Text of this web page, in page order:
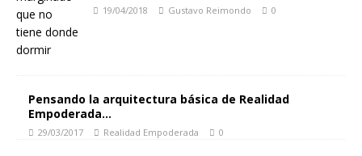
19/04/2018 Gustavo Reimondo 0
Pensando la arquitectura básica de Realidad
Empoderada…
29/03/2017 Realidad Empoderada 0